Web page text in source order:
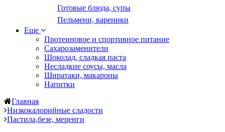
Готовые блюда, супы
Пельмени, вареники
Еще
Протеиновое и спортивное питание
Сахарозаменители
Шоколад, сладкая паста
Несладкие соусы, масла
Ширатаки, макароны
Напитки
Главная
Низкокалорийные сладости
Пастила,безе, меренги